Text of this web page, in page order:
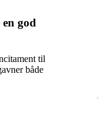
god
til
både